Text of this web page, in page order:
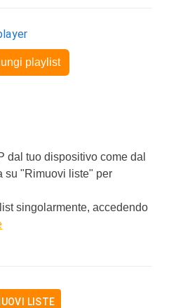
playlist
dal tuo dispositivo come dal
su "Rimuovi liste" per
singolarmente, accedendo
LISTE